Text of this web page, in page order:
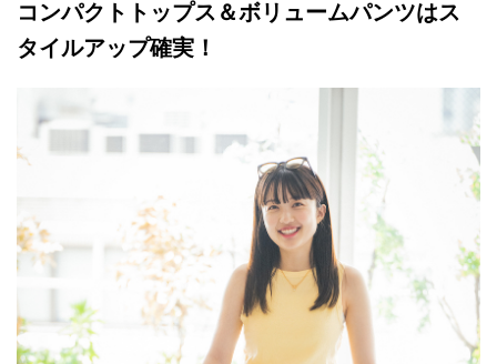
コンパクトトップス＆ボリュームパンツはス
タイルアップ確実！